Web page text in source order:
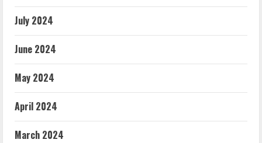
July 2024
June 2024
May 2024
April 2024
March 2024